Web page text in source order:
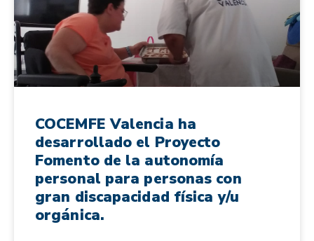
COCEMFE Valencia ha
desarrollado el Proyecto
Fomento de la autonomía
personal para personas con
gran discapacidad física y/u
orgánica.